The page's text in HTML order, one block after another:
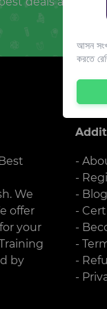
We
offer
your
by
-
-
- Blog
-
-
-
-
-
আসন
করতে